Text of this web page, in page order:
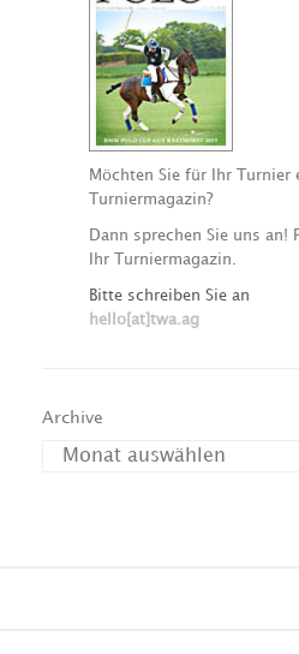
Möchten Sie für Ihr Turnier
Turniermagazin?
Dann sprechen Sie uns an!
Ihr Turniermagazin.
Bitte schreiben Sie an
hello[at]twa.ag
Archive